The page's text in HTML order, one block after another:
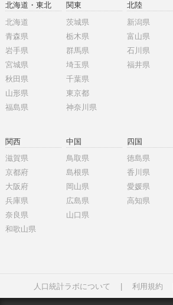
北海道・東北
北海道
青森県
岩手県
宮城県
秋田県
山形県
福島県
関東
茨城県
栃木県
群馬県
埼玉県
千葉県
東京都
神奈川県
北陸
新潟県
富山県
石川県
福井県
関西
滋賀県
京都府
大阪府
兵庫県
奈良県
和歌山県
中国
鳥取県
島根県
岡山県
広島県
山口県
四国
徳島県
香川県
愛媛県
高知県
人口統計ラボについて 利用規約